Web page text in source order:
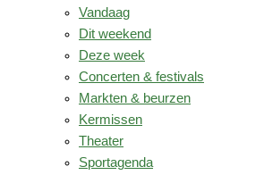
Vandaag
Dit weekend
Deze week
Concerten & festivals
Markten & beurzen
Kermissen
Theater
Sportagenda